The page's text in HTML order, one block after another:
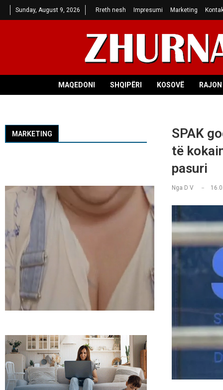
Sunday, August 9, 2026 Rreth nesh Impresumi Marketing
MAQEDONI SHQIPËRI KOSOVË
SPAK
të
pasuri
Nga D V
MARKETING